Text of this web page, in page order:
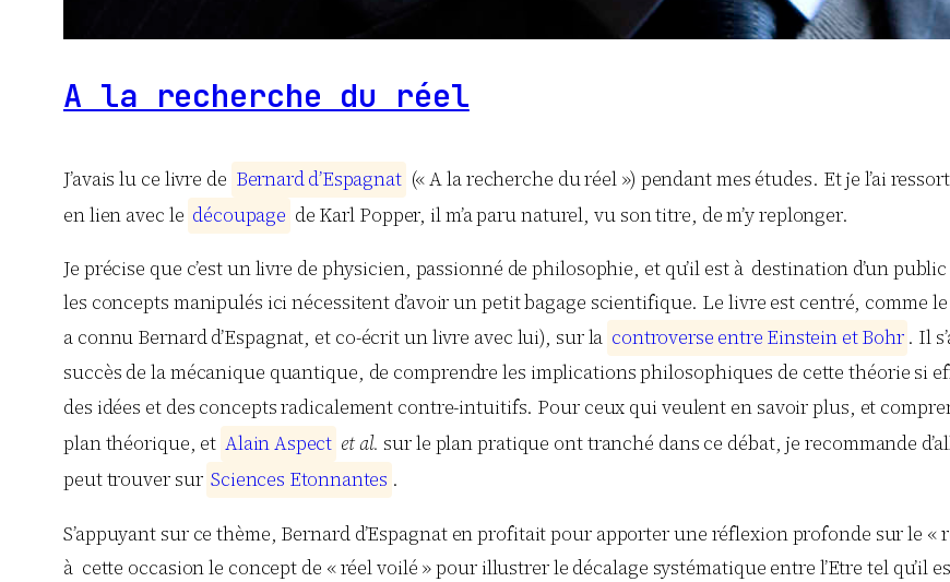
A la recherche du réel
J’avais lu ce livre de Bernardd’Espagnat (« A la recherche du réel ») pendant mes études. Et je l’ai
en lien avec le découpage de Karl Popper, il m’a paru naturel, vu son titre, de m’y replonger.
Je précise que c’est un livre de physicien, passionné de philosophie, et qu’il est à destination d’un
les concepts manipulés ici nécessitent d’avoir un petit bagage scientifique. Le livre est centré, comme
a connu Bernard d’Espagnat, et co-écrit un livre avec lui), sur la controverse entre Einstein etBohr . Il
succès de la mécanique quantique, de comprendre les implications philosophiques de cette théorie si
des idées et des concepts radicalement contre-intuitifs. Pour ceux qui veulent en savoir plus, et
plan théorique, et AlainAspect et al. sur le plan pratique ont tranché dans ce débat, je recommande
peut trouver sur Sciences Etonnantes .
S’appuyant sur ce thème, Bernard d’Espagnat en profitait pour apporter une réflexion profonde sur le
à cette occasion le concept de « réel voilé » pour illustrer le décalage systématique entre l’Etre tel qu’il